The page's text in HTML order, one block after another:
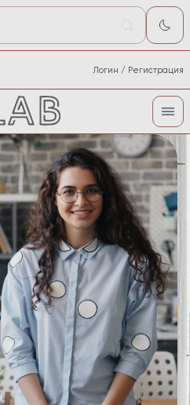
Логин / Регистрация